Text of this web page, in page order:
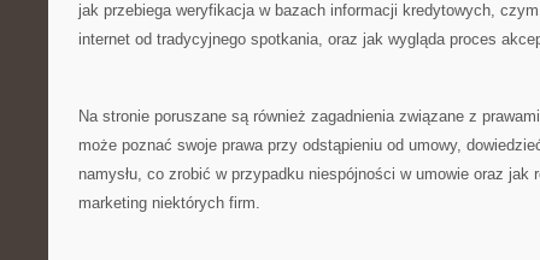
jak przebiega weryfikacja w bazach informacji kredytowych,
internet od tradycyjnego spotkania, oraz jak wygląda proces
Na stronie poruszane są również zagadnienia związane z
może poznać swoje prawa przy odstąpieniu od umowy,
namysłu, co zrobić w przypadku niespójności w umowie oraz jak
marketing niektórych firm.